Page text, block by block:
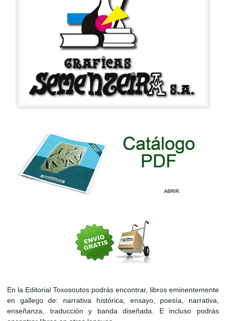
En la Editorial Toxosoutos podrás encontrar, libros eminentemente
en gallego de: narrativa histórica, ensayo, poesía, narrativa,
enseñanza, traducción y banda diseñada. E incluso podrás